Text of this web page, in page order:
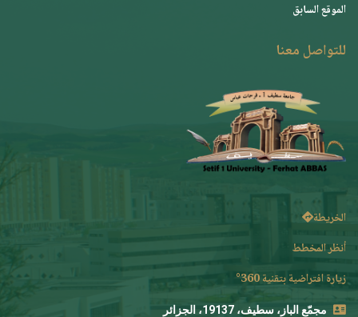
الموقع السابق
للتواصل معنا
الخريطة
أنظر المخطط
زيارة افتراضية بتقنية 360°
مجمّع الباز، سطيف، 19137، الجزائر